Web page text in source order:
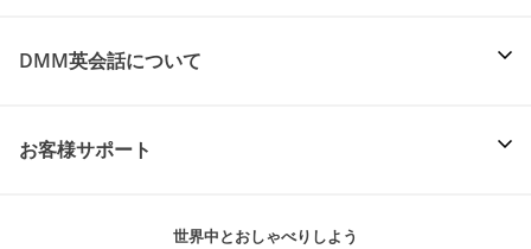
DMM英会話について
お客様サポート
世界中とおしゃべりしよう